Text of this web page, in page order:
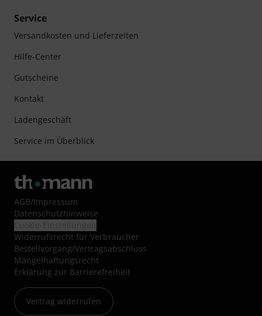
Service
Versandkosten und Lieferzeiten
Hilfe-Center
Gutscheine
Kontakt
Ladengeschäft
Service im Überblick
AGB/Impressum
Datenschutzhinweise
Widerrufsrecht für Verbraucher
Bestellvorgang/Vertragsabschluss
Mängelhaftungsrecht
Erklärung zur Barrierefreiheit
Vertrag widerrufen